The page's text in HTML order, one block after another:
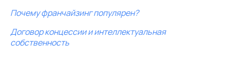
Почему франчайзинг популярен?
Договор концессии и интеллектуальная
собственность